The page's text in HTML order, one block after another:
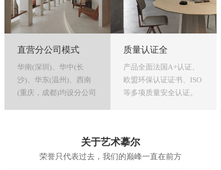
直营分公司模式
华南(深圳)、华中(长
沙)、华东(温州)、西南
(重庆，成都)均设分公司
质量认证全
产品全面法国A+认证、
欧盟环保认证证书、ISO
等多项质量安全认证。
关于艺术摹尔
荣誉只代表过去，我们的巅峰一直在前方